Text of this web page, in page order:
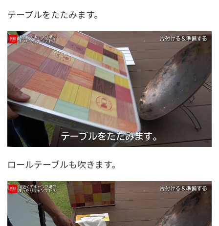
テーブルをたたみます。
ロールテーブルも吹きます。